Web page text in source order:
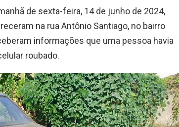
de sexta-feira, 14 de junho de 2024,
na rua Antônio Santiago, no bairro
informações que uma pessoa havia
roubado.